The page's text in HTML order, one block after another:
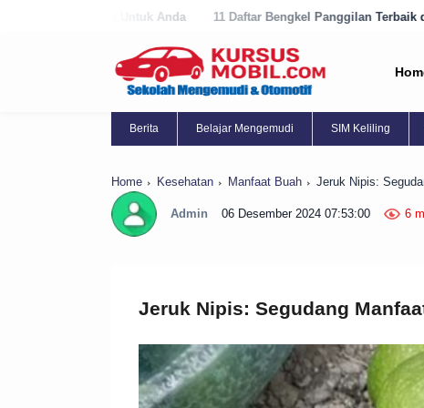
11 Daftar Bengkel Panggilan Terbaik di Purworejo Sekarang!
Berita Belajar Mengemudi SIM Keliling
Home Kesehatan Manfaat Buah Jeruk Nipis:
Admin 06 Desember 2024 07:53:00 6
Jeruk Nipis: Segudang